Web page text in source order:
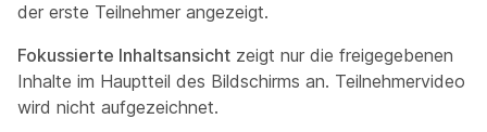
der erste Teilnehmer angezeigt.
Fokussierte Inhaltsansicht zeigt nur die freigegebenen
Inhalte im Hauptteil des Bildschirms an. Teilnehmervideo
wird nicht aufgezeichnet.